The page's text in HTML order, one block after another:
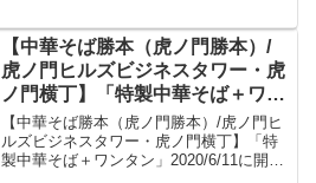
しい限定をいただきました。
旨味あふれて具材盛沢山な美味しい限定
をいただきました...
【中華そば勝本（虎ノ門勝本）/
虎ノ門ヒルズビジネスタワー・虎
ノ門横丁】「特製中華そば＋ワン
タン」2020/6/11に開店した勝本
さん系列。浅草開化楼の麺と魚介
香り鶏が美味しい醤油ラーメンを
【中華そば勝本（虎ノ門勝本）/虎ノ門ヒ
ルズビジネスタワー・虎ノ門横丁】「特
製中華そば＋ワンタン」2020/6/11に開店